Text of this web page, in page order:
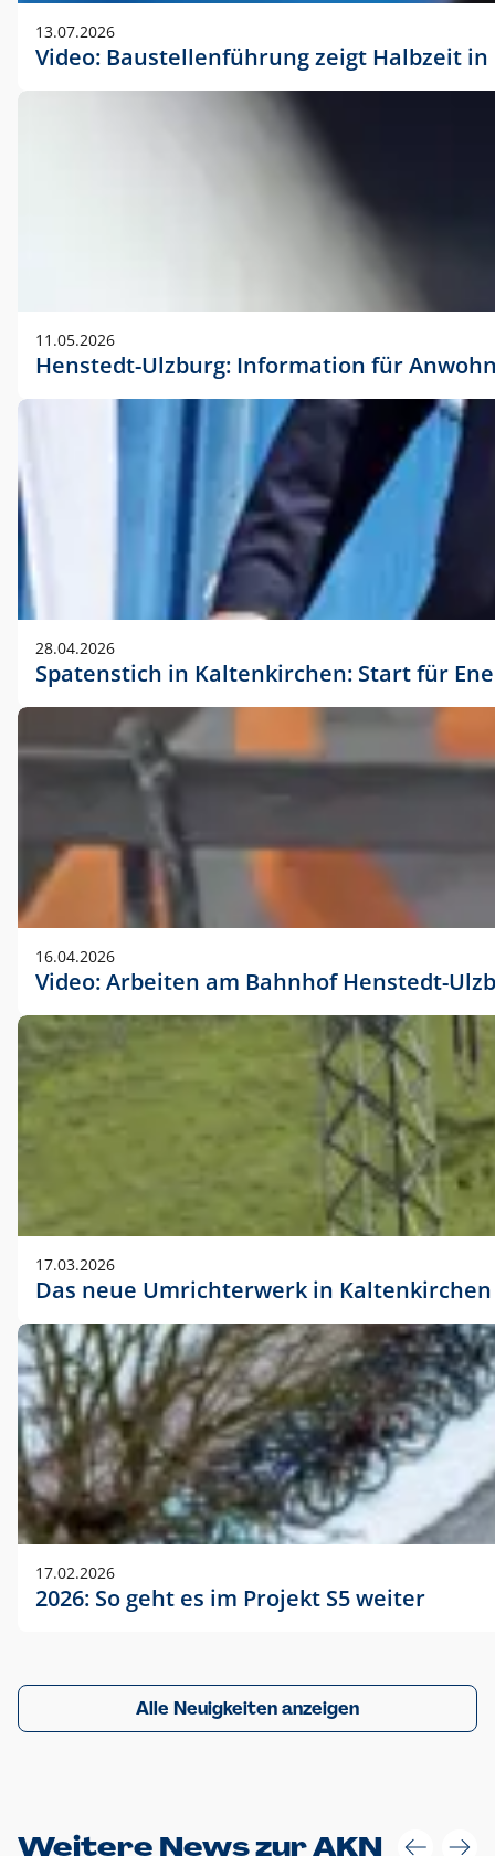
13.07.2026
Video: Baustellenführung zeigt Halbzeit
11.05.2026
Henstedt-Ulzburg: Information für
28.04.2026
Spatenstich in Kaltenkirchen: Start für
16.04.2026
Video: Arbeiten am Bahnhof Henstedt-
17.03.2026
Das neue Umrichterwerk in Kaltenkirchen
17.02.2026
2026: So geht es im Projekt S5 weiter
Alle Neuigkeiten anzeigen
Weitere News zur AKN